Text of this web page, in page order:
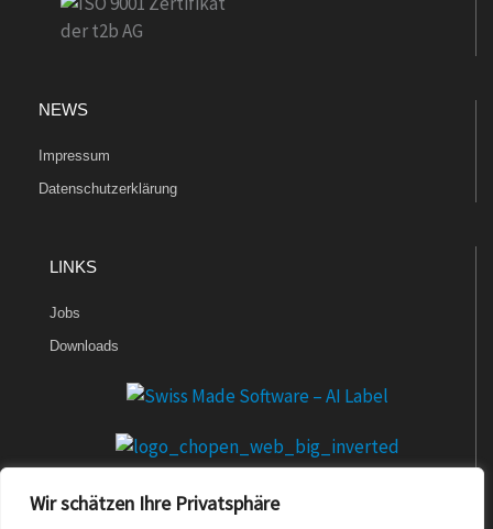
Wir schätzen Ihre Privatsphäre
NEWS
Impressum
Datenschutzerklärung
LINKS
Jobs
Downloads